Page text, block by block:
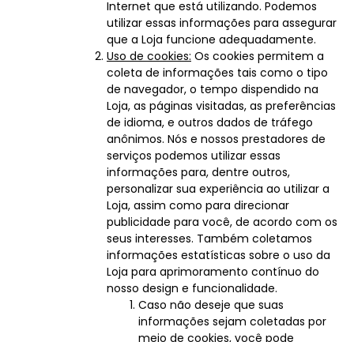
Internet que está utilizando. Podemos
utilizar essas informações para assegurar
que a Loja funcione adequadamente.
Uso de cookies: Os cookies permitem a
coleta de informações tais como o tipo
de navegador, o tempo dispendido na
Loja, as páginas visitadas, as preferências
de idioma, e outros dados de tráfego
anônimos. Nós e nossos prestadores de
serviços podemos utilizar essas
informações para, dentre outros,
personalizar sua experiência ao utilizar a
Loja, assim como para direcionar
publicidade para você, de acordo com os
seus interesses. Também coletamos
informações estatísticas sobre o uso da
Loja para aprimoramento contínuo do
nosso design e funcionalidade.
Caso não deseje que suas
informações sejam coletadas por
meio de cookies, você pode